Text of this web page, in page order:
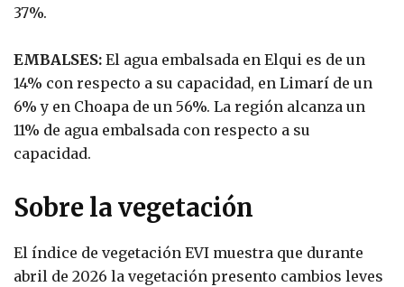
37%.
EMBALSES: El agua embalsada en Elqui es de un
14% con respecto a su capacidad, en Limarí de un
6% y en Choapa de un 56%. La región alcanza un
11% de agua embalsada con respecto a su
capacidad.
Sobre la vegetación
El índice de vegetación EVI muestra que durante
abril de 2026 la vegetación presento cambios leves